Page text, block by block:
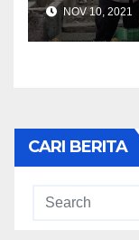
NOV 10, 2021
CARI BERITA